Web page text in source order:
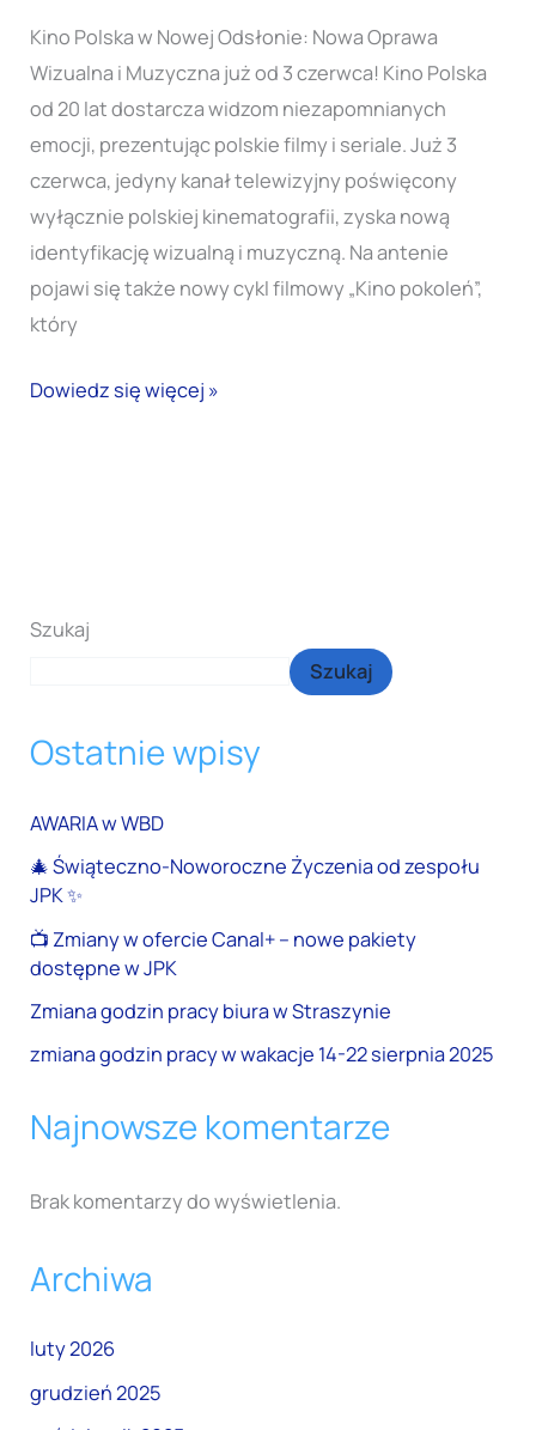
Kino Polska w Nowej Odsłonie: Nowa Oprawa
Wizualna i Muzyczna już od 3 czerwca! Kino Polska
od 20 lat dostarcza widzom niezapomnianych
emocji, prezentując polskie filmy i seriale. Już 3
czerwca, jedyny kanał telewizyjny poświęcony
wyłącznie polskiej kinematografii, zyska nową
identyfikację wizualną i muzyczną. Na antenie
pojawi się także nowy cykl filmowy „Kino pokoleń”,
który
od
3
czerwca!
Dowiedz się więcej »
Szukaj
Szukaj
Ostatnie wpisy
AWARIA w WBD
🎄 Świąteczno-Noworoczne Życzenia od zespołu
JPK ✨
📺 Zmiany w ofercie Canal+ – nowe pakiety
dostępne w JPK
Zmiana godzin pracy biura w Straszynie
zmiana godzin pracy w wakacje 14-22 sierpnia 2025
Najnowsze komentarze
Brak komentarzy do wyświetlenia.
Archiwa
luty 2026
grudzień 2025